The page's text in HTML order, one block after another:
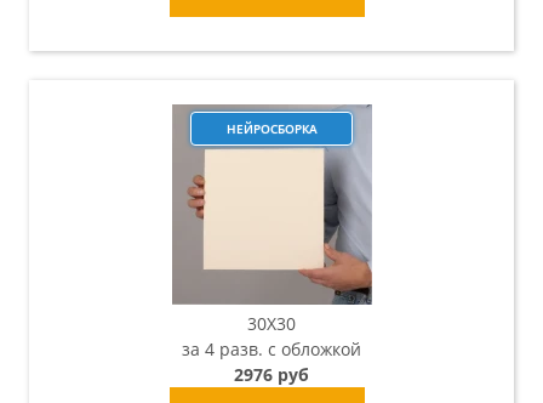
НЕЙРОСБОРКА
30X30
за 4 разв. с обложкой
2976 руб